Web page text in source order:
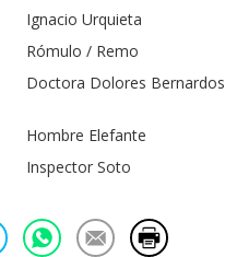
Ignacio Urquieta
Rómulo / Remo
Doctora Dolores Bernardos
Hombre Elefante
Inspector Soto